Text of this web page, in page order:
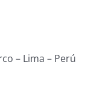
– Lima – Perú